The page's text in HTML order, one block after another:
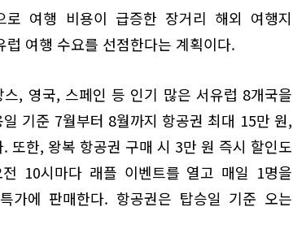
여행 비용이 급증한 장거리 해외 여행지
여행 수요를 선점한다는 계획이다.
, 영국, 스페인 등 인기 많은 서유럽 8개국을
기준 7월부터 8월까지 항공권 최대 15만 원,
또한, 왕복 항공권 구매 시 3만 원 즉시 할인도
10시마다 래플 이벤트를 열고 매일 1명을
가에 판매한다. 항공권은 탑승일 기준 오는